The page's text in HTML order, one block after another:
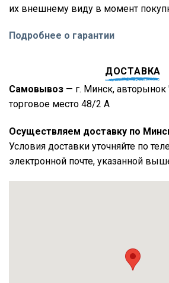
их внешнему виду в момент
Подробнее о гарантии
ДОСТАВКА
Самовывоз — г. Минск,
торговое место 48/2 А
Осуществляем доставку по
Условия доставки уточняйте по
электронной почте, указанной